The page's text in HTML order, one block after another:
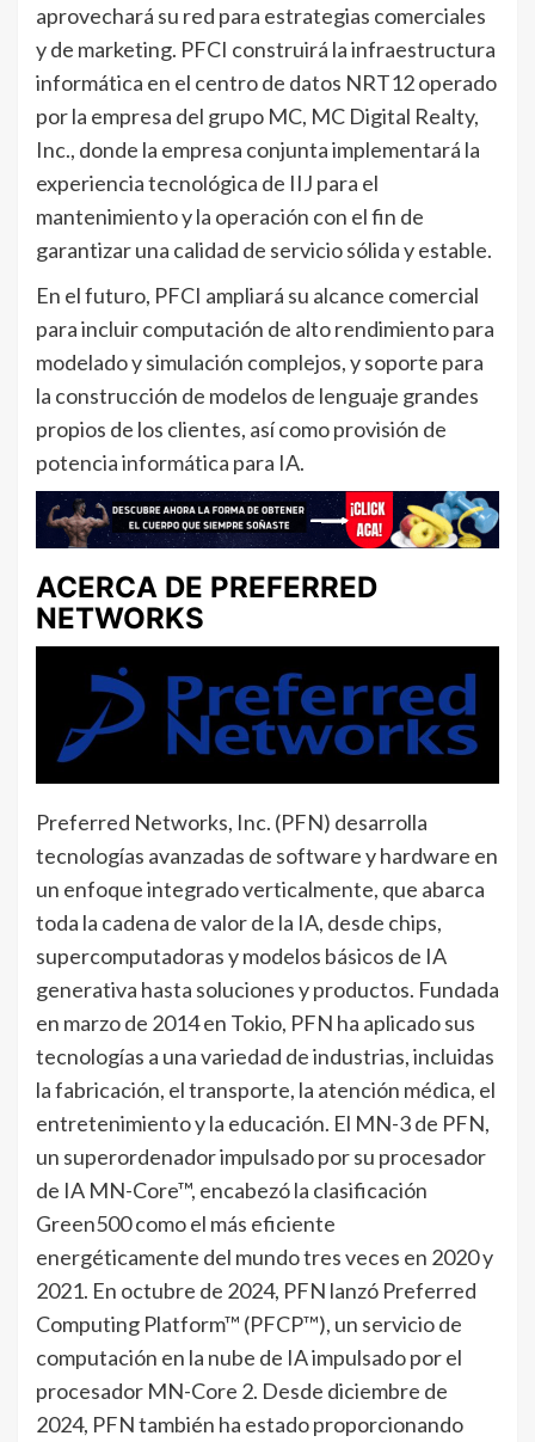
aprovechará su red para estrategias comerciales
y de marketing. PFCI construirá la infraestructura
informática en el centro de datos NRT12 operado
por la empresa del grupo MC, MC Digital Realty,
Inc., donde la empresa conjunta implementará la
experiencia tecnológica de IIJ para el
mantenimiento y la operación con el fin de
garantizar una calidad de servicio sólida y estable.
En el futuro, PFCI ampliará su alcance comercial
para incluir computación de alto rendimiento para
modelado y simulación complejos, y soporte para
la construcción de modelos de lenguaje grandes
propios de los clientes, así como provisión de
potencia informática para IA.
ACERCA DE PREFERRED
NETWORKS
Preferred Networks, Inc. (PFN) desarrolla
tecnologías avanzadas de software y hardware en
un enfoque integrado verticalmente, que abarca
toda la cadena de valor de la IA, desde chips,
supercomputadoras y modelos básicos de IA
generativa hasta soluciones y productos. Fundada
en marzo de 2014 en Tokio, PFN ha aplicado sus
tecnologías a una variedad de industrias, incluidas
la fabricación, el transporte, la atención médica, el
entretenimiento y la educación. El MN-3 de PFN,
un superordenador impulsado por su procesador
de IA MN-Core™, encabezó la clasificación
Green500 como el más eficiente
energéticamente del mundo tres veces en 2020 y
2021. En octubre de 2024, PFN lanzó Preferred
Computing Platform™ (PFCP™), un servicio de
computación en la nube de IA impulsado por el
procesador MN-Core 2. Desde diciembre de
2024, PFN también ha estado proporcionando